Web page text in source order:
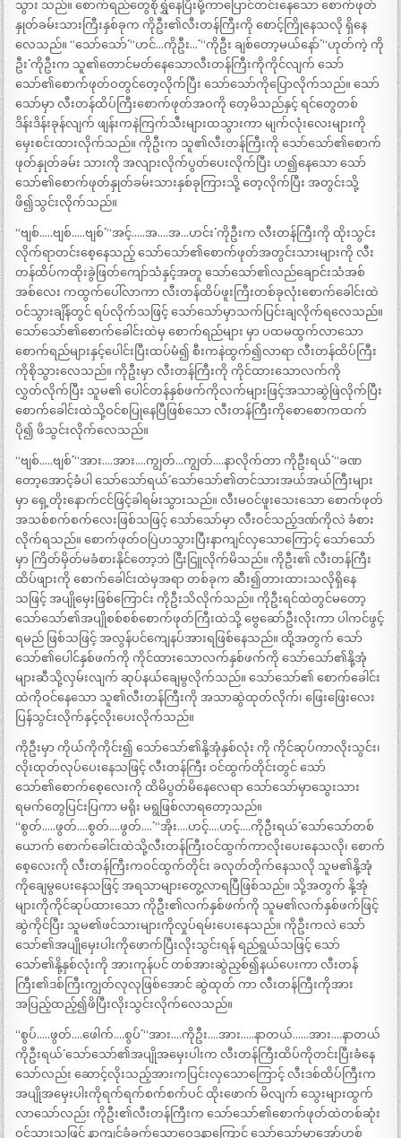
သွား သည်။ စောက်ရည်တွေစိုရွှဲနေပြီးမို့ကာပြောင်တင်းနေသော စောက်ဖုတ်
နှုတ်ခမ်းသားကြီးနှစ်ခုက ကိုဦး၏လီးတန်ကြီးကို စောင့်ကြိုနေသလို ရှိနေ
လေသည်။ “သော်သော်´´ “ဟင်…ကိုဦး…´´ “ကိုဦး ချစ်တော့မယ်နော်´´ “ဟုတ်ကဲ့ ကို
ဦး´´ ကိုဦးက သူ၏တောင်မတ်နေသောလီးတန်ကြီးကိုကိုင်လျက် သော်
သော်၏စောက်ဖုတ်ဝတွင်တေ့လိုက်ပြီး သော်သော်ကိုပြောလိုက်သည်။ သော်
သော်မှာ လီးတန်ထိပ်ကြီးစောက်ဖုတ်အဝကို တေ့မိသည်နှင့် ရင်တွေတစ်
ဒိန်းဒိန်းခုန်လျက် ဖျန်းကနဲကြက်သီးများထသွားကာ မျက်လုံးလေးများကို
မှေးစင်းထားလိုက်သည်။ ကိုဦးက သူ၏လီးတန်ကြီးကို သော်သော်၏စောက်
ဖုတ်နှုတ်ခမ်း သားကို အလျားလိုက်ပွတ်ပေးလိုက်ပြီး ဟ၍နေသော သော်
သော်၏စောက်ဖုတ်နှုတ်ခမ်းသားနှစ်ခုကြားသို့ တေ့လိုက်ပြီး အတွင်းသို့
ဖိ၍သွင်းလိုက်သည်။
“ဗျစ်…..ဗျစ်…..ဗျစ်´´ “အင့်…..အ….အ…ဟင်း´´ ကိုဦးက လီးတန်ကြီးကို ထိုးသွင်း
လိုက်ရာတင်းစေ့နေသည့် သော်သော်၏စောက်ဖုတ်အတွင်းသားများကို လီး
တန်ထိပ်ကထိုးခွဲဖြတ်ကျော်သံနှင့်အတူ သော်သော်၏လည်ချောင်းသံအစ်
အစ်လေး ကထွက်ပေါ်လာကာ လီးတန်ထိပ်ဖူးကြီးတစ်ခုလုံးစောက်ခေါင်းထဲ
ဝင်သွားချိန်တွင် ရပ်လိုက်သဖြင့် သော်သော်မှာသက်ပြင်းချလိုက်ရလေသည်။
သော်သော်၏စောက်ခေါင်းထဲမှ စောက်ရည်များ မှာ ပထမထွက်လာသော
စောက်ရည်များနှင့်ပေါင်းပြီးထပ်မံ၍ စီးကနဲထွက်၍လာရာ လီးတန်ထိပ်ကြီး
ကိုစိုသွားလေသည်။ ကိုဦးမှာ လီးတန်ကြီးကို ကိုင်ထားသောလက်ကို
လွှတ်လိုက်ပြီး သူမ၏ ပေါင်တန်နှစ်ဖက်ကိုလက်များဖြင့်အသာဆွဲဖြဲလိုက်ပြီး
စောက်ခေါင်းထဲသို့ဝင်စပြုနေပြီဖြစ်သော လီးတန်ကြီးကိုစောစောကထက်
ပို၍ ဖိသွင်းလိုက်လေသည်။
“ဗျစ်…..ဗျစ်´´ “အား….အား….ကျွတ်…ကျွတ်….နာလိုက်တာ ကိုဦးရယ်´´ “ခဏ
တော့အောင့်ခံပါ သော်သော်ရယ်´´ သော်သော်၏တင်သားအယ်အယ်ကြီးများ
မှာ ရှေ့တိုးနောက်ငင်ဖြင့်ခါရမ်းသွားသည်။ လီးမဝင်ဖူးသေးသော စောက်ဖုတ်
အသစ်စက်စက်လေးဖြစ်သဖြင့် သော်သော်မှာ လီးဝင်သည့်ဒဏ်ကိုလဲ ခံစား
လိုက်ရသည်။ စောက်ဖုတ်ဝပြဲဟသွားပြီးနာကျင်လှသောကြောင့် သော်သော်
မှာ ကြိတ်မှိတ်မခံစားနိုင်တော့ဘဲ ငြီးငြူလိုက်မိသည်။ ကိုဦး၏ လီးတန်ကြီး
ထိပ်ဖျားကို စောက်ခေါင်းထဲမှအရာ တစ်ခုက ဆီး၍တားထားသလိုရှိနေ
သဖြင့် အပျိုမှေးဖြစ်ကြောင်း ကိုဦးသိလိုက်သည်။ ကိုဦးရင်ထဲတွင်မတော့
သော်သော်၏အပျိုစစ်စစ်စောက်ဖုတ်ကြီးထဲသို့ ဗွေဆော်ဦးလိုးကာ ပါကင်ဖွင့်
ရမည် ဖြစ်သဖြင့် အလွန်ပင်ကျေနပ်အားရဖြစ်နေသည်။ ထို့အတွက် သော်
သော်၏ပေါင်နှစ်ဖက်ကို ကိုင်ထားသောလက်နှစ်ဖက်ကို သော်သော်၏နို့အုံ
များဆီသို့လှမ်းလျက် ဆုပ်နယ်ချေမွလိုက်သည်။ သော်သော်၏ စောက်ခေါင်း
ထဲကိုဝင်နေသော သူ၏လီးတန်ကြီးကို အသာဆွဲထုတ်လိုက်၊ ဖြေးဖြေးလေး
ပြန်သွင်းလိုက်နှင့်လိုးပေးလိုက်သည်။
ကိုဦးမှာ ကိုယ်ကိုကိုင်း၍ သော်သော်၏နို့အုံနှစ်လုံး ကို ကိုင်ဆုပ်ကာလိုးသွင်း၊
လိုးထုတ်လုပ်ပေးနေသဖြင့် လီးတန်ကြီး ဝင်ထွက်တိုင်းတွင် သော်
သော်၏စောက်စေ့လေးကို ထိမိပွတ်မိနေလေရာ သော်သော်မှာသွေးသား
ရမက်တွေပြင်းပြကာ မရိုး မရွဖြစ်လာရတော့သည်။
“စွတ်…..ဖွတ်….စွတ်….ဖွတ်….´´ “အိုး….ဟင့်….ဟင့်….ကိုဦးရယ်´´ သော်သော်တစ်
ယောက် စောက်ခေါင်းထဲသို့လီးတန်ကြီးဝင်ထွက်ကာလိုးပေးနေသလို၊ စောက်
စေ့လေးကို လီးတန်ကြီးကဝင်ထွက်တိုင်း ခလုတ်တိုက်နေသလို သူမ၏နို့အုံ
ကိုချေမွပေးနေသဖြင့် အရသာများတွေ့လာရပြီဖြစ်သည်။ သို့အတွက် နို့အုံ
များကိုကိုင်ဆုပ်ထားသော ကိုဦး၏လက်နှစ်ဖက်ကို သူမ၏လက်နှစ်ဖက်ဖြင့်
ဆွဲကိုင်ပြီး သူမ၏ဖင်သားများကိုလှုပ်ရမ်းပေးနေသည်။ ကိုဦးကလဲ သော်
သော်၏အပျိုမှေးပါးကိုဖောက်ပြီးလိုးသွင်းရန် ရည်ရွယ်သဖြင့် သော်
သော်၏နို့နှစ်လုံးကို အားကုန်ပင် တစ်အားဆွဲညှစ်၍နယ်ပေးကာ လီးတန်
ကြီး၏ဒစ်ကြီးကျွတ်လုလုဖြစ်အောင် ဆွဲထုတ် ကာ လီးတန်ကြီးကိုအား
အပြည့်ထည့်၍ဖိပြီးလိုးသွင်းလိုက်လေသည်။
“စွပ်…..ဖွတ်….ဖေါက်….စွပ်´´ “အား….ကိုဦး….အား…..နာတယ်……အား….နာတယ်
ကိုဦးရယ်´´ သော်သော်၏အပျိုအမှေးပါးက လီးတန်ကြီးထိပ်ကိုတင်းပြီးခံနေ
သော်လည်း ဆောင့်လိုးသည့်အားကပြင်းလှသောကြောင့် လီးဒစ်ထိပ်ကြီးက
အပျိုအမှေးပါးကိုရက်ရက်စက်စက်ပင် ထိုးဖောက် မိလျက် သွေးများထွက်
လာသော်လည်း ကိုဦး၏လီးတန်ကြီးက သော်သော်၏စောက်ဖုတ်ထဲတစ်ဆုံး
ဝင်သွားသဖြင့် နာကျင်ခံခက်သောဝေဒနာကြောင့် သော်သော်မှာအော်ဟစ်